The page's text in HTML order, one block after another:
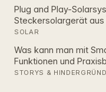
Plug and Play-
Steckersolargerät aus
SOLAR
Was kann man mit
Funktionen und
STORYS &